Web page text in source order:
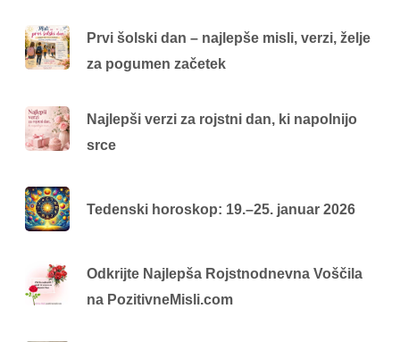
Prvi šolski dan – najlepše misli, verzi, želje
za pogumen začetek
Najlepši verzi za rojstni dan, ki napolnijo
srce
Tedenski horoskop: 19.–25. januar 2026
Odkrijte Najlepša Rojstnodnevna Voščila
na PozitivneMisli.com